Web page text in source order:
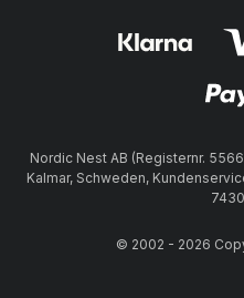
Nordic Nest AB (Registernr.
Kalmar, Schweden,
© 2002 - 2026